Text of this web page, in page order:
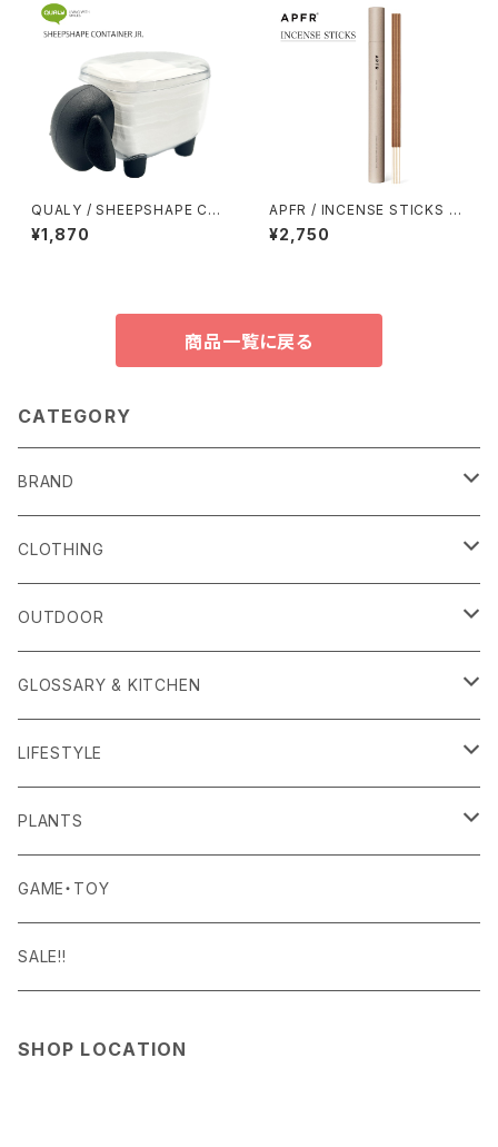
QUALY / SHEEPSHAPE CO
NTAINER JR.
¥1,870
APFR / INCENSE STICKS イ
ンセンススティックス
¥2,750
商品一覧に戻る
CATEGORY
BRAND
alls
Amina Collection
APOTHEKE FRAGRANCE
BAICYCLON
BISQUE
Curry Mason
Detail
CLOTHING
OUTER
TOPS
BOTTOMS
ROOM WEAR
SHOES
HAT・CAP
OUTDOOR
CARRYING GOODS
LIGHTING
MILITARY GOODS
NITE IZE
S-BBINER
RGM
GLOSSARY & KITCHEN
FOOD
DRINK
KITCHEN GOODS
TABLEWARE
LIFESTYLE
ALOMA
ART PIECE
BODY & SKIN CARE
PLANTS
POTTED PLANTS
TERRARIUM
GAME・TOY
SALE!!
SHOP LOCATION